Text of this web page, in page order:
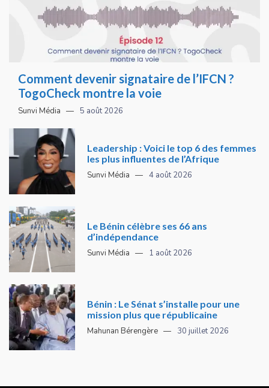
Comment devenir signataire de l’IFCN ?
TogoCheck montre la voie
Sunvi Média 5 août 2026
Leadership : Voici le top 6 des femmes
les plus influentes de l’Afrique
Sunvi Média 4 août 2026
Le Bénin célèbre ses 66 ans
d’indépendance
Sunvi Média 1 août 2026
Bénin : Le Sénat s’installe pour une
mission plus que républicaine
Mahunan Bérengère 30 juillet 2026